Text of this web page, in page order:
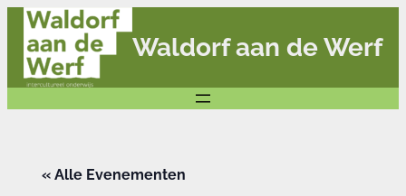
Waldorf aan de Werf
« Alle Evenementen